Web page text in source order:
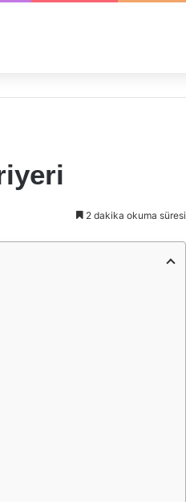
2 dakika okuma süresi